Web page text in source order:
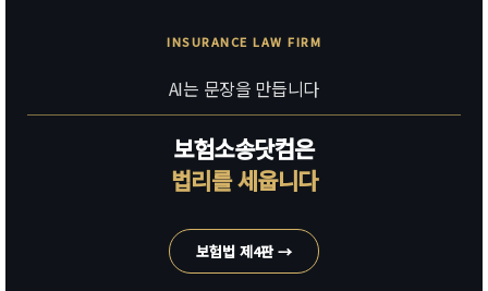
INSURANCE LAW FIRM
AI는 문장을 만듭니다
보험소송닷컴은
법리를 세웁니다
보험법 제4판 →